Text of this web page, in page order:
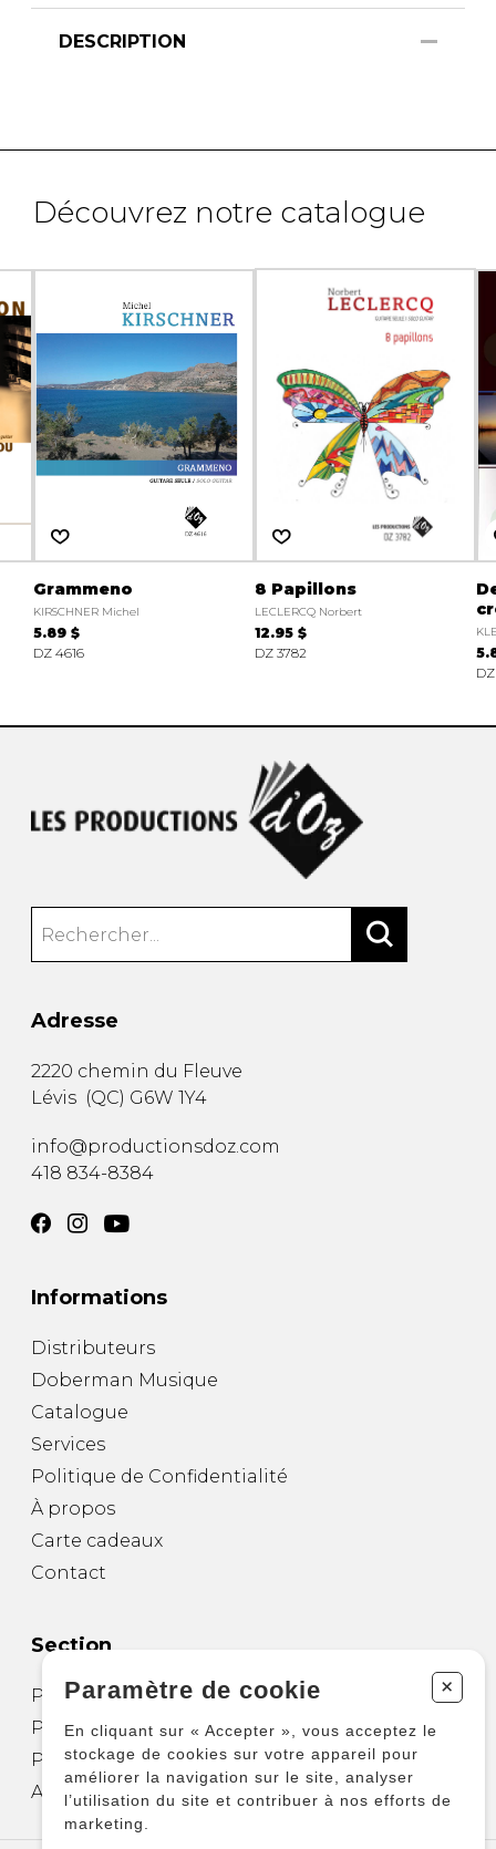
DESCRIPTION
Découvrez notre catalogue
Grammeno
KIRSCHNER Michel
5.89 $
DZ 4616
8 Papillons
LECLERCQ Norbert
12.95 $
DZ 3782
Adresse
2220 chemin du Fleuve
Lévis (QC) G6W 1Y4
info@productionsdoz.com
418 834-8384
Informations
Distributeurs
Doberman Musique
Catalogue
Services
Politique de Confidentialité
À propos
Carte cadeaux
Contact
Section
Partitions pour guitare
Partitions pour autres instruments
Partitions pour ensembles
Autres produits
Paramètre de cookie +
En cliquant sur « Accepter », vous acceptez le
stockage de cookies sur votre appareil pour
améliorer la navigation sur le site, analyser
l’utilisation du site et contribuer à nos efforts de
marketing.